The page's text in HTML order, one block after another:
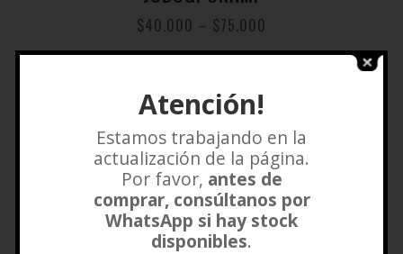
$40.000 – $75.000
Añadir a lista de deseos
Atención!
Estamos trabajando en la
actualización de la página.
Por favor, antes de
comprar, consúltanos por
WhatsApp si hay stock
disponibles.